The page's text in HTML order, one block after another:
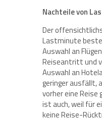
Nachteile von
Der
Lastminute
Auswahl an
Reiseantritt und
Auswahl an
geringer ausfällt,
vorher eine Reise
ist auch, weil für
keine Reise-